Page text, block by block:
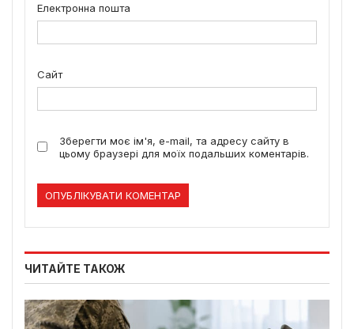
Електронна пошта
Сайт
Зберегти моє ім'я, e-mail, та адресу сайту в
цьому браузері для моїх подальших коментарів.
ЧИТАЙТЕ ТАКОЖ